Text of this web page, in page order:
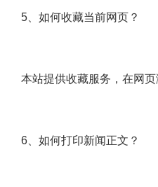
5、如何收藏当前网页？
本站提供收藏服务，在网
6、如何打印新闻正文？